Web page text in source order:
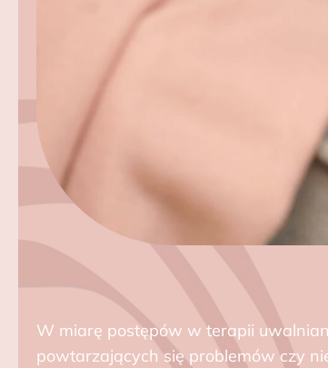
W miarę postępów w terapii
powtarzających się problemów czy